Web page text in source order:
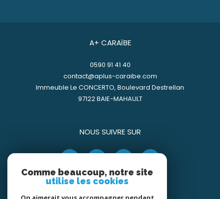
A+ CARAÏBE
0590 91 41 40
contact@aplus-caraibe.com
Immeuble Le CONCERTO, Boulevard Destrellan
97122 BAIE-MAHAULT
NOUS SUIVRE SUR
Comme beaucoup, notre site
utilise les cookies